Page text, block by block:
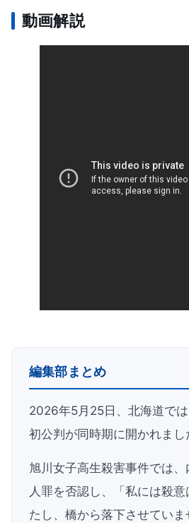
動画解説
編集部まとめ
2026年5月25日、北海道で
初公判が同時期に開かれまし
旭川女子高生殺害事件では
人罪を否認し、「私には殺
たし、橋から落下させてい